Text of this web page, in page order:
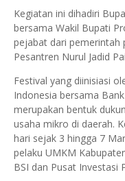
Kegiatan ini dihadiri
bersama Wakil Bupati
pejabat dari pemerintah
Pesantren Nurul Jadid
Festival yang diinisiasi
Indonesia bersama
merupakan bentuk
usaha mikro di daerah.
hari sejak 3 hingga 7
pelaku UMKM
BSI dan Pusat Investasi